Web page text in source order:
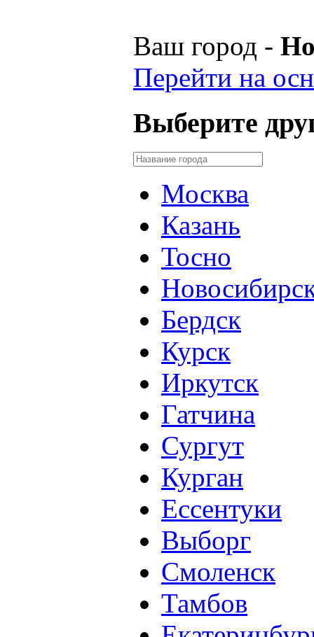
Ваш город -
Перейти на
Выберите
Москва
Казань
Тосно
Бердск
Курск
Иркутск
Гатчина
Сургут
Курган
Ессентуки
Выборг
Смоленск
Тамбов